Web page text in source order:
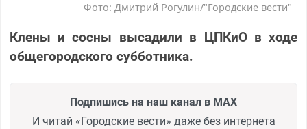
Фото: Дмитрий Рогулин/"Городские вести"
Клены и сосны высадили в ЦПКиО в ходе
общегородского субботника.
Подпишись на наш канал в MAX
И читай «Городские вести» даже без интернета